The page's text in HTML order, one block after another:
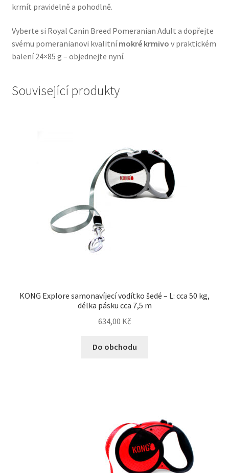
krmít pravidelně a pohodlně.
Vyberte si Royal Canin Breed Pomeranian Adult a dopřejte
svému pomeranianovi kvalitnímokré krmivo v praktickém
balení 24×85 g – objednejte nyní.
Související produkty
KONG Explore samonavíjecí vodítko šedé – L: cca 50 kg,
délka pásku cca 7,5 m
634,00 Kč
Do obchodu